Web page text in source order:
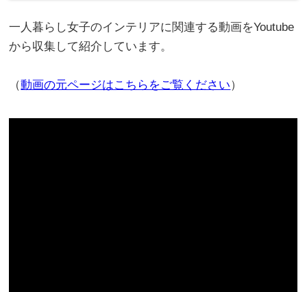
一人暮らし女子のインテリアに関連する動画をYoutube
から収集して紹介しています。
（動画の元ページはこちらをご覧ください）